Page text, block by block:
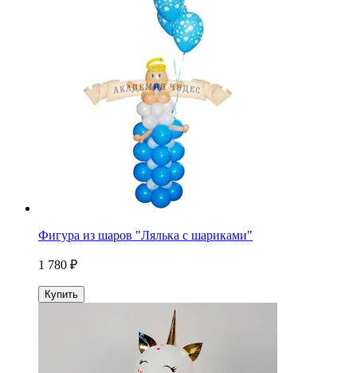
Фигура из шаров "Лялька с шариками"
1 780 ₽
Купить